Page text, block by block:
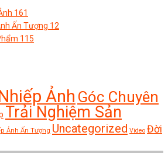
161
Ấn Tượng 12
115
Ảnh Góc Chuyên
Trải Nghiệm Sản
Ảnh Ấn Tượng Uncategorized Video Đời